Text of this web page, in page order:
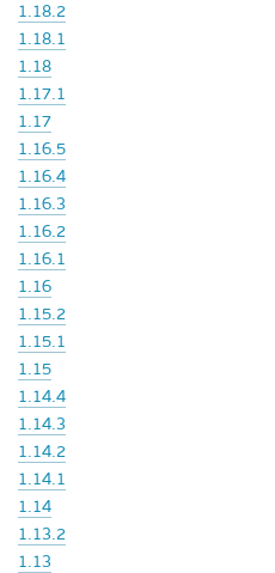
1.18.2
1.18.1
1.18
1.17.1
1.17
1.16.5
1.16.4
1.16.3
1.16.2
1.16.1
1.16
1.15.2
1.15.1
1.15
1.14.4
1.14.3
1.14.2
1.14.1
1.14
1.13.2
1.13